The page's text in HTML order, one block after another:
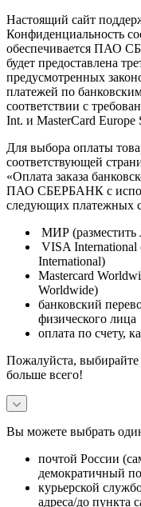
Настоящий сайт
Конфиденциальность
обеспечивается ПАО
будет предоставлена
предусмотренных
платежей по
соответствии с
Int. и MasterCard Europe
Для выбора оплаты
соответствующей
«Оплата заказа
ПАО СБЕРБАНК с
следующих платежных
МИР
VISA International
International)
Mastercard
Worldwide)
банковский
физического лица
оплата по счету,
Пожалуйста, выбирайте
больше всего!
Вы можете выбрать
почтой России
демократичный
курьерской
адреса/до пункта